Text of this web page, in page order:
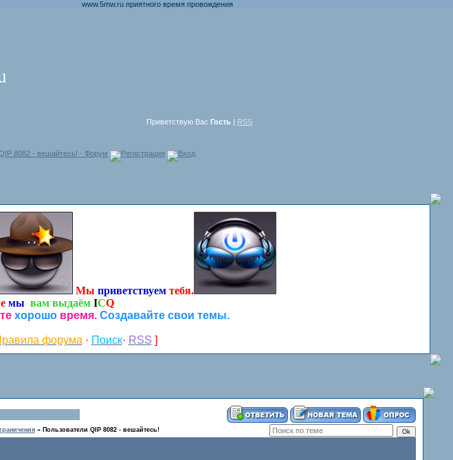
www.5mw.ru приятного время провождения
Приветствую Вас Гость | RSS
8082 - вешайтесь! - Форум Регистрация Вход
Мы приветствуем тебя.
мы вам выдаём ICQ
хорошовремя. Создавайте свои темы.
форума · Поиск· RSS ]
» Пользователи QIP 8082 - вешайтесь!